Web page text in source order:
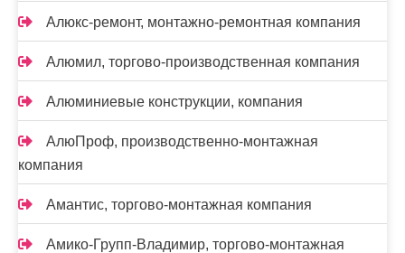
Алюкс-ремонт, монтажно-ремонтная компания
Алюмил, торгово-производственная компания
Алюминиевые конструкции, компания
АлюПроф, производственно-монтажная
компания
Амантис, торгово-монтажная компания
Амико-Групп-Владимир, торгово-монтажная